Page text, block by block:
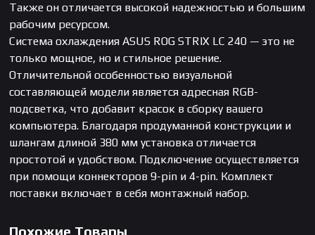
Также он отличается высокой надежностью и большим
рабочим ресурсом.
Система охлаждения ASUS ROG STRIX LC 240 — это не
только мощное, но и стильное решение.
Отличительной особенностью визуальной
составляющей модели является адресная RGB-
подсветка, что добавит красок в сборку вашего
компьютера. Благодаря продуманной конструкции и
шлангам длиной 380 мм установка отличается
простотой и удобством. Подключение осуществляется
при помощи коннекторов 9-pin и 4-pin. Комплект
поставки включает в себя монтажный набор.
Похожие Товары